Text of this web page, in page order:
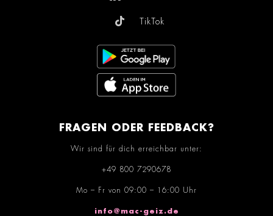
TikTok
FRAGEN ODER FEEDBACK?
Wir sind für dich erreichbar unter:
+49 800 7290678
Mo – Fr von 09:00 – 16:00 Uhr
info@mac-geiz.de